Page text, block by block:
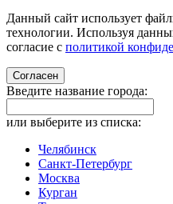
Данный сайт использует
технологии. Используя
согласие с политикой
Согласен
Введите название города:
или выберите из списка:
Челябинск
Санкт-Петербург
Москва
Курган